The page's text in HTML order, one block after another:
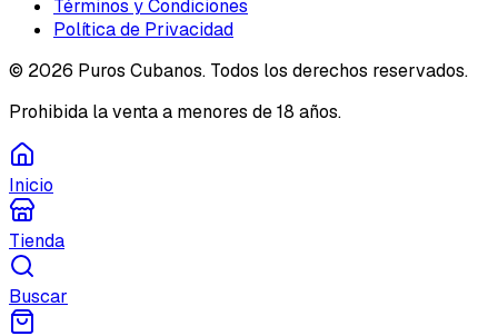
Términos y Condiciones
Política de Privacidad
© 2026 Puros Cubanos. Todos los derechos reservados.
Prohibida la venta a menores de 18 años.
Inicio
Tienda
Buscar